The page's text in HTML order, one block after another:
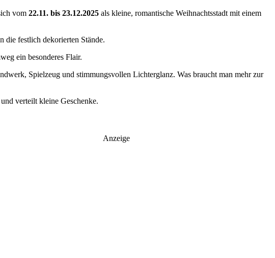
vom 22.11. bis 23.12.2025 als kleine, romantische Weihnachtsstadt mit einem
die festlich dekorierten Stände.
ein besonderes Flair.
Spielzeug und stimmungsvollen Lichterglanz. Was braucht man mehr zur
verteilt kleine Geschenke.
Anzeige